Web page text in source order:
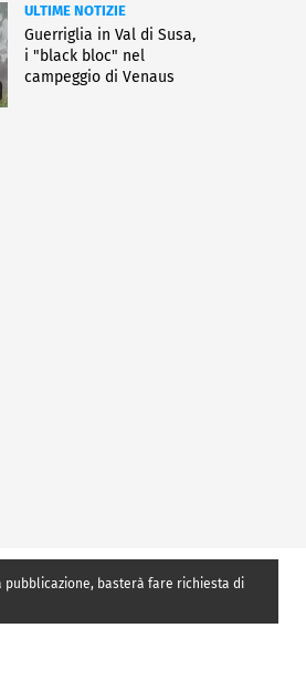
ULTIME NOTIZIE
Guerriglia in Val di Susa,
i "black bloc" nel
campeggio di Venaus
basterà fare richiesta di